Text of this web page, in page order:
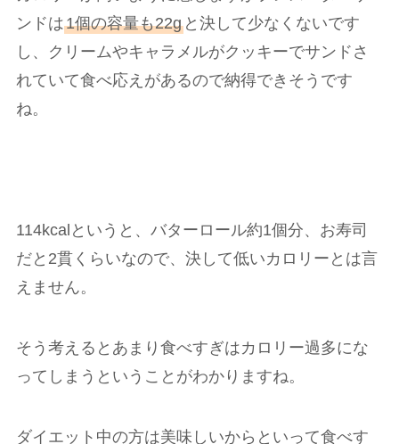
ンドは1個の容量も22gと決して少なくないです
し、クリームやキャラメルがクッキーでサンドさ
れていて食べ応えがあるので納得できそうです
ね。
114kcalというと、バターロール約1個分、お寿司
だと2貫くらいなので、決して低いカロリーとは言
えません。
そう考えるとあまり食べすぎはカロリー過多にな
ってしまうということがわかりますね。
ダイエット中の方は美味しいからといって食べす